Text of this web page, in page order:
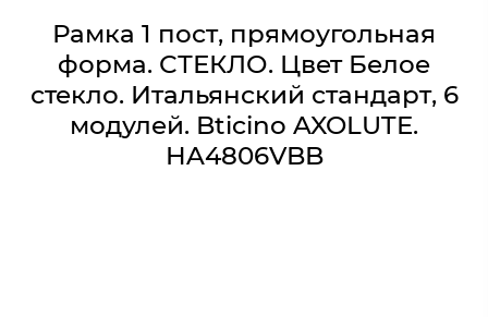
Рамка 1 пост, прямоугольная
форма. СТЕКЛО. Цвет Белое
стекло. Итальянский стандарт, 6
модулей. Bticino AXOLUTE.
HA4806VBB